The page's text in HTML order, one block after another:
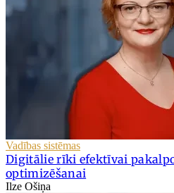
Vadības sistēmas
Digitālie rīki efektīvai
optimizēšanai
Ilze Ošiņa